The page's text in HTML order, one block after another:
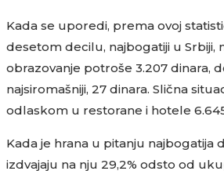
Kada se uporedi, prema ovoj
desetom decilu, najbogatiji u Srbiji,
obrazovanje potroše 3.207 dinara,
najsiromašniji, 27 dinara. Slična
odlaskom u restorane i hotele
Kada je hrana u pitanju najbogatija
izdvajaju na nju 29,2% odsto od